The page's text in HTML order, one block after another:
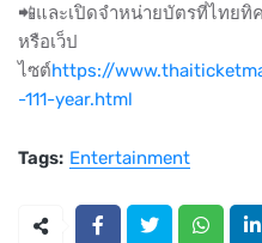
📲และเปิดจำหน่ายบัตรที่ไทยทิ
หรือเว็ป
ไซต์https://
-111-year.html
Tags: Entertainment